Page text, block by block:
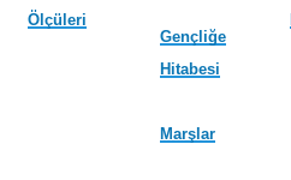
Ölçüleri
Gençliğe
Hitabesi
Marşlar